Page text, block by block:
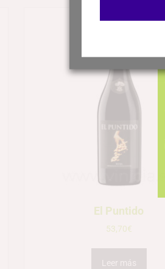
El Puntido
53,70€
Leer más